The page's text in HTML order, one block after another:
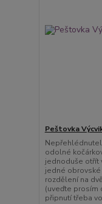
Peštovka
odolné
jednoduše otřít
jedné
rozdělení na
(uveďte prosím
připnutí třeba